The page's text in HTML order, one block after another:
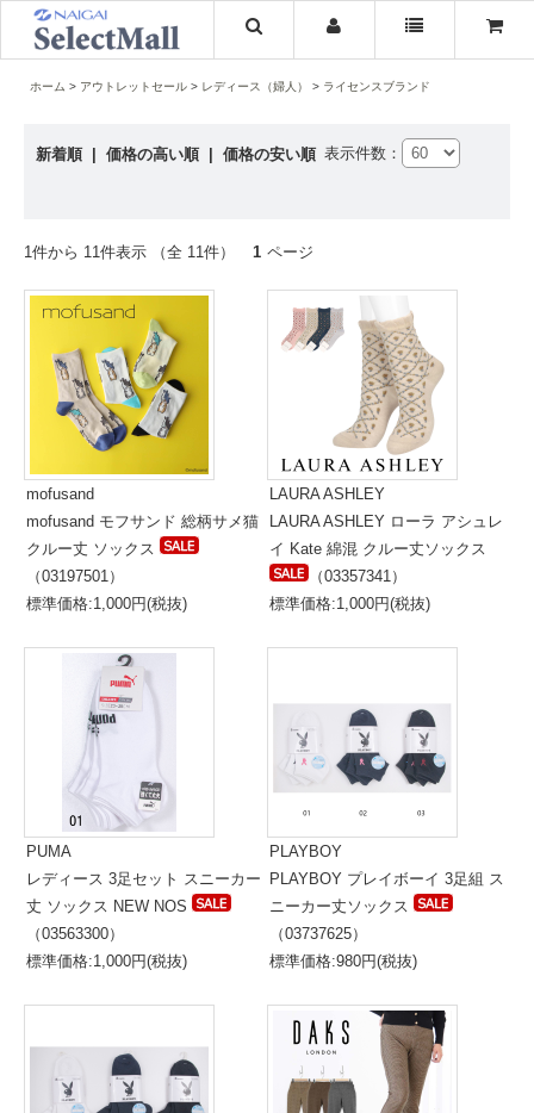
ホーム アウトレットセール レディース（婦人） ライセンスブランド
新着順 価格の高い順 価格の安い順 表示件数：
1件から 11件表示 （全 11件） 1 ページ
mofusand
mofusand モフサンド 総柄サメ猫
クルー丈 ソックス
（03197501）
標準価格:1,000円(税抜)
LAURA ASHLEY
LAURA ASHLEY ローラ アシュレ
イ Kate 綿混 クルー丈ソックス
（03357341）
標準価格:1,000円(税抜)
PUMA
レディース 3足セット スニーカー
丈 ソックス NEW NOS
（03563300）
標準価格:1,000円(税抜)
PLAYBOY
PLAYBOY プレイボーイ 3足組 ス
ニーカー丈ソックス
（03737625）
標準価格:980円(税抜)